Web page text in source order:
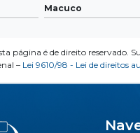
Macuco
página é de direito reservado.
– Lei 9610/98 - Lei de direitos